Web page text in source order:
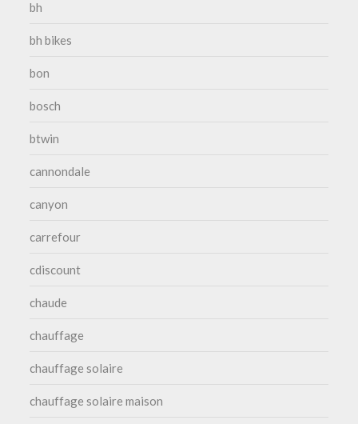
bh
bh bikes
bon
bosch
btwin
cannondale
canyon
carrefour
cdiscount
chaude
chauffage
chauffage solaire
chauffage solaire maison